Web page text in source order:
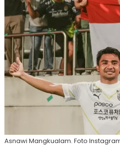
Asnawi Mangkualam. Foto